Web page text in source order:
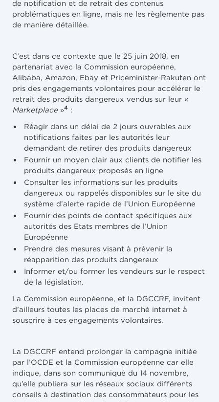
de notification et de retrait des contenus
problématiques en ligne, mais ne les règlemente pas
de manière détaillée.
C’est dans ce contexte que le 25 juin 2018, en
partenariat avec la Commission européenne,
Alibaba, Amazon, Ebay et Priceminister-Rakuten ont
pris des engagements volontaires pour accélérer le
retrait des produits dangereux vendus sur leur «
Marketplace »4 :
Réagir dans un délai de 2 jours ouvrables aux
notifications faites par les autorités leur
demandant de retirer des produits dangereux
Fournir un moyen clair aux clients de notifier les
produits dangereux proposés en ligne
Consulter les informations sur les produits
dangereux ou rappelés disponibles sur le site du
système d’alerte rapide de l’Union Européenne
Fournir des points de contact spécifiques aux
autorités des Etats membres de l’Union
Européenne
Prendre des mesures visant à prévenir la
réapparition des produits dangereux
Informer et/ou former les vendeurs sur le respect
de la législation.
La Commission européenne, et la DGCCRF, invitent
d’ailleurs toutes les places de marché internet à
souscrire à ces engagements volontaires.
La DGCCRF entend prolonger la campagne initiée
par l’OCDE et la Commission européenne car elle
indique, dans son communiqué du 14 novembre,
qu’elle publiera sur les réseaux sociaux différents
conseils à destination des consommateurs pour les